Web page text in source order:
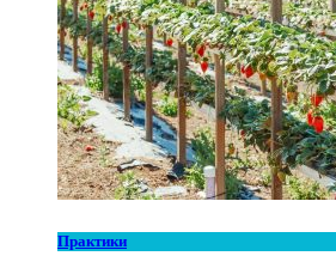
Практики